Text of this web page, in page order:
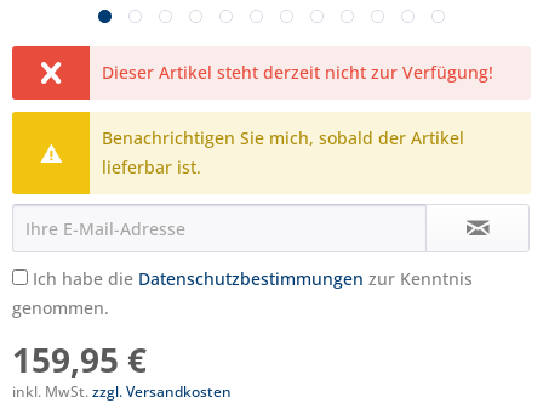
Dieser Artikel steht derzeit nicht zur Verfügung!
Benachrichtigen Sie mich, sobald der Artikel
lieferbar ist.
Ich habe die Datenschutzbestimmungen zur Kenntnis
genommen.
159,95 €
inkl. MwSt.zzgl. Versandkosten